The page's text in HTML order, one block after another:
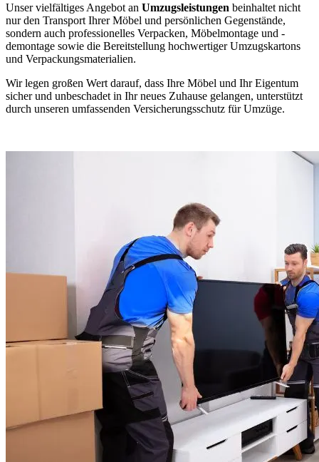
Unser vielfältiges Angebot an Umzugsleistungen beinhaltet nicht
nur den Transport Ihrer Möbel und persönlichen Gegenstände,
sondern auch professionelles Verpacken, Möbelmontage und -
demontage sowie die Bereitstellung hochwertiger Umzugskartons
und Verpackungsmaterialien.
Wir legen großen Wert darauf, dass Ihre Möbel und Ihr Eigentum
sicher und unbeschadet in Ihr neues Zuhause gelangen, unterstützt
durch unseren umfassenden Versicherungsschutz für Umzüge.